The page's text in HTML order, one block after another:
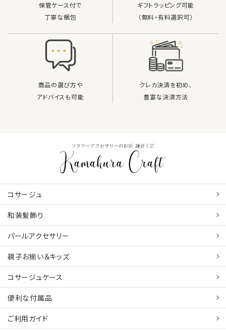
保管ケース付で
丁寧な梱包
ギフトラッピング可能
（無料・有料選択可）
商品の選び方や
アドバイスも可能
クレカ決済を初め、
豊富な決済方法
コサージュ
和装髪飾り
パールアクセサリー
親子お揃い＆キッズ
コサージュケース
便利な付属品
ご利用ガイド